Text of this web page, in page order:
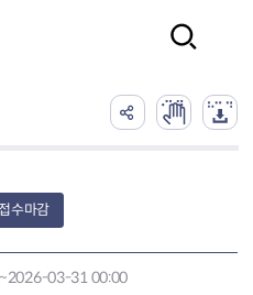
접수마감
03-31 00:00